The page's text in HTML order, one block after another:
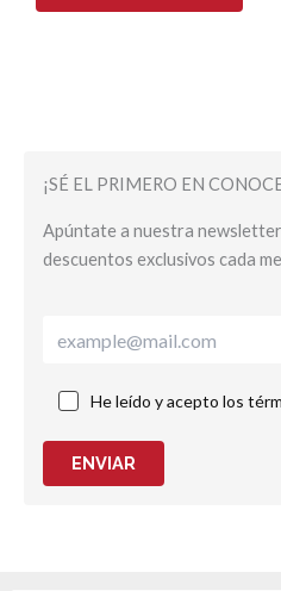
¡SÉ EL PRIMERO EN
Apúntate a nuestra
descuentos exclusivos cada
He leído y acepto los
ENVIAR